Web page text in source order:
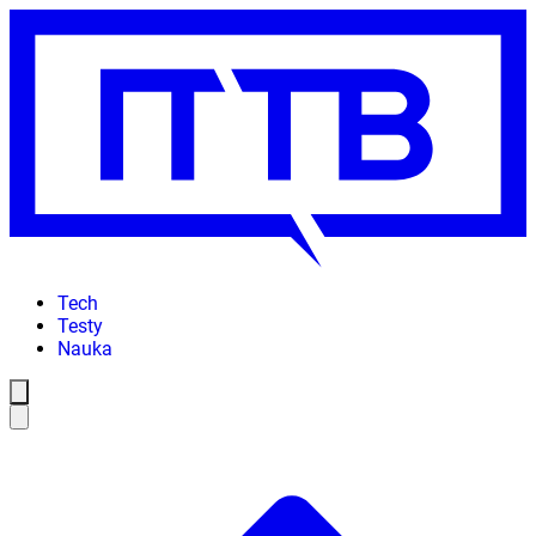
Tech
Testy
Nauka